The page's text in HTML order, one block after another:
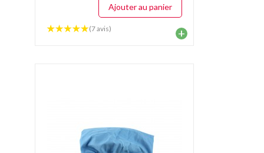
Ajouter au panier
(7 avis) +